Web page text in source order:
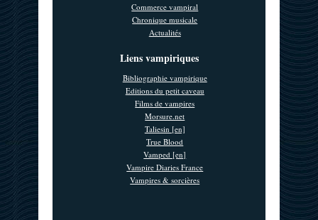
Commerce vampiral
Chronique musicale
Actualités
Liens vampiriques
Bibliographie vampirique
Editions du petit caveau
Films de vampires
Morsure.net
Taliesin [en]
True Blood
Vamped [en]
Vampire Diaries France
Vampires & sorcières